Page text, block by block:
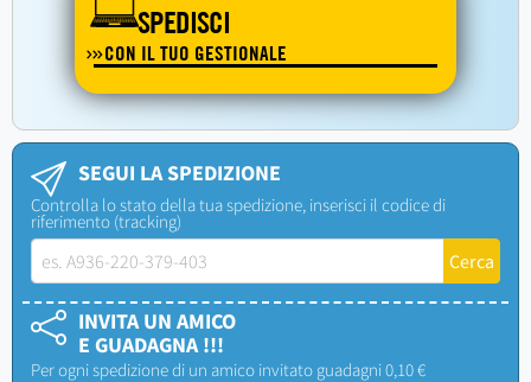
SPEDISCI
CON IL TUO GESTIONALE
SEGUI LA SPEDIZIONE
Controlla lo stato della tua spedizione, inserisci il codice di
riferimento (tracking)
INVITA UN AMICO
E GUADAGNA !!!
Per ogni spedizione di un amico invitato guadagni 0,10 €